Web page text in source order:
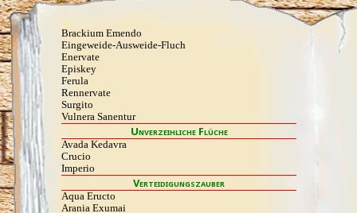
Brackium Emendo
Eingeweide-Ausweide-Fluch
Enervate
Episkey
Ferula
Rennervate
Surgito
Vulnera Sanentur
Unverzeihliche Flüche
Avada Kedavra
Crucio
Imperio
Verteidigungszauber
Aqua Eructo
Arania Exumai